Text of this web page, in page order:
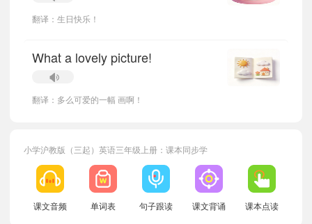
翻译：生日快乐！
What a lovely picture!
翻译：多么可爱的一幅 画啊！
小学沪教版（三起）英语三年级上册：课本同步学
课文音频 单词表 句子跟读 课文背诵 课本点读
正在学习
小宝784646 正在学习
小宝278572 正在学习
小宝690820 正在学习
小宝134008
正在学习
小宝564149 正在学习
沪教版（三起）四年级下册Unit 7 What do we know about weather?单词